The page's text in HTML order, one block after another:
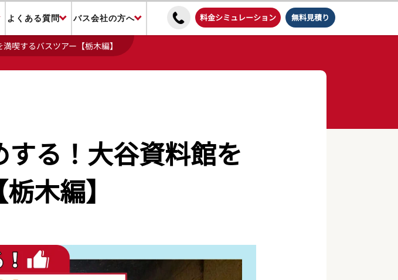
よくある質問 バス会社の方へ 料金シミュレーション 無料見積り
喫するバスツアー【栃木編】
る！大谷資料館を
木編】